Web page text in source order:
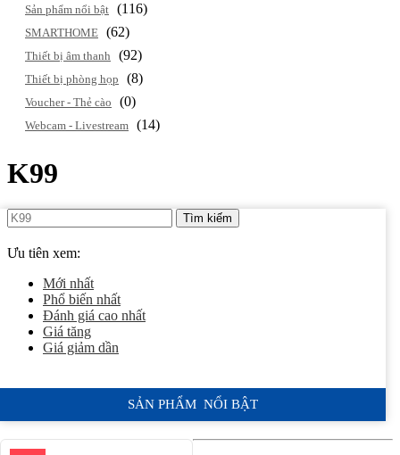
Sản phẩm nổi bật (116)
SMARTHOME (62)
Thiết bị âm thanh (92)
Thiết bị phòng họp (8)
Voucher - Thẻ cào (0)
Webcam - Livestream (14)
K99
Tìm kiếm
Ưu tiên xem:
Mới nhất
Phổ biến nhất
Đánh giá cao nhất
Giá tăng
Giá giảm dần
SẢN PHẨM NỔI BẬT